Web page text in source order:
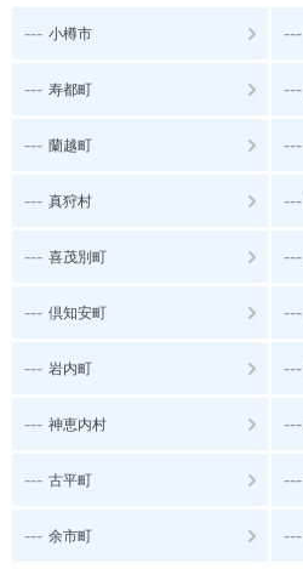
--- 小樽市 ---
--- 寿都町 ---
--- 蘭越町 ---
--- 真狩村 ---
--- 喜茂別町 ---
--- 倶知安町 ---
--- 岩内町 ---
--- 神恵内村 ---
--- 古平町 ---
--- 余市町 ---